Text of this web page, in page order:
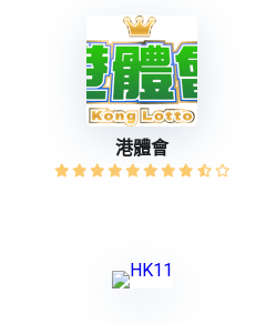
港體會